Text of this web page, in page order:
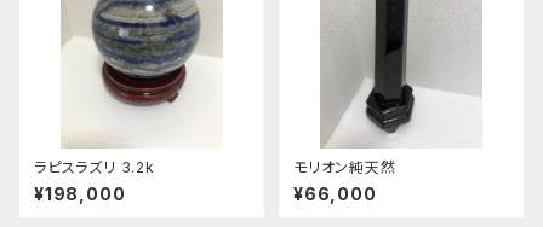
ラピスラズリ 3.2k
¥198,000
モリオン純天然
¥66,000